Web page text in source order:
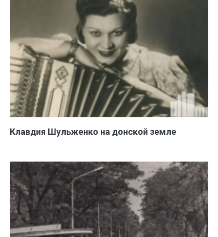
Клавдия Шульженко на донской земле